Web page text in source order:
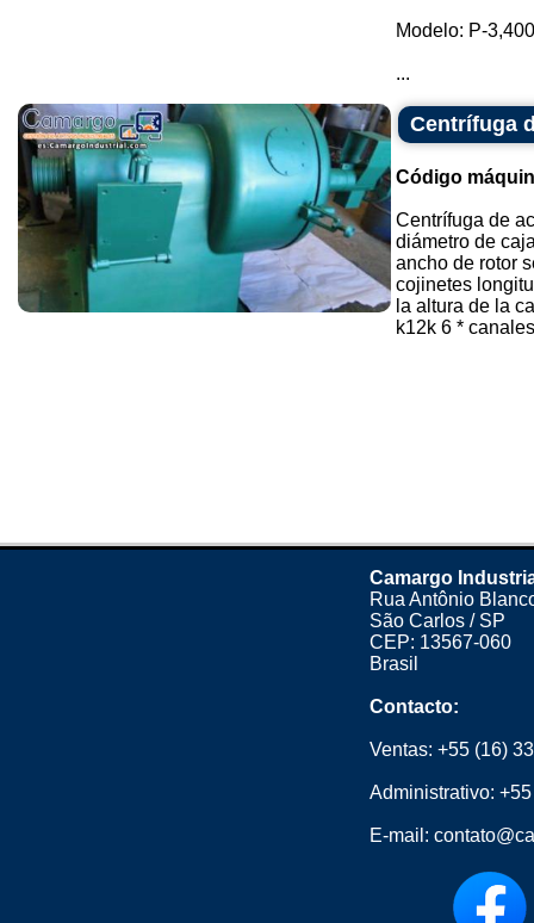
Modelo: P-
...
Centrífuga
Código
Centrífuga de
diámetro de
ancho de rotor
cojinetes
la altura de la
k12k 6 *
Camargo
Rua Antônio
São Carlos / SP
CEP: 13567-060
Brasil
Contacto:
Ventas: +55 (16)
Administrativo:
E-mail: